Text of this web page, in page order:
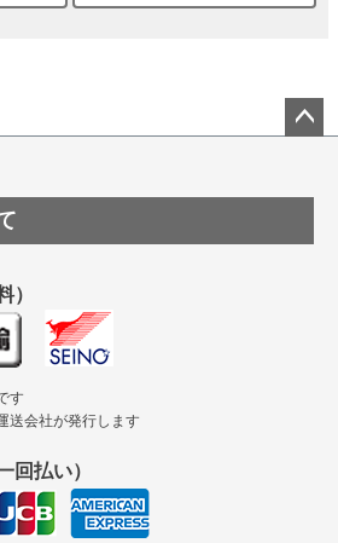
型紙が透明の商品はありますか
ルのロールタイプはありますか？
の包装紙に適した紙はありますか？
ップ
）
す
送会社が発行します
回払い）